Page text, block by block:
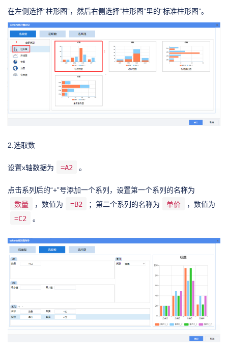
在左侧选择“柱形图”，然后右侧选择“柱形图”里的“标准柱形图”。
2.选取数
设置x轴数据为 =A2 。
点击系列后的“+”号添加一个系列，设置第一个系列的名称为
数量
，数值为 =B2 ；第二个系列的名称为 单价
，数值为
=C2
。